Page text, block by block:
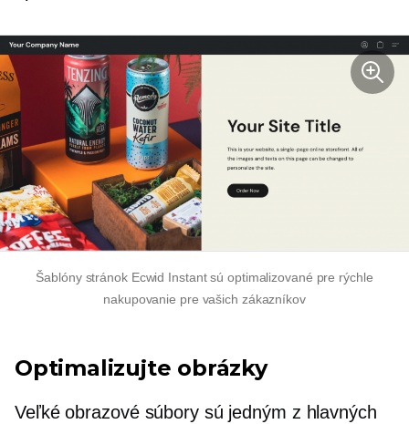
Šablóny stránok Ecwid Instant sú optimalizované pre rýchle
nakupovanie pre vašich zákazníkov
Optimalizujte obrázky
Veľké obrazové súbory sú jedným z hlavných